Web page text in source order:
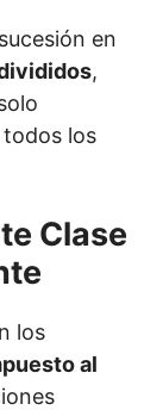
en
,
todos los
Clase
los
al